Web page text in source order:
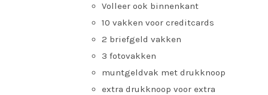
Volleer ook binnenkant
10 vakken voor creditcards
2 briefgeld vakken
3 fotovakken
muntgeldvak met drukknoop
extra drukknoop voor extra